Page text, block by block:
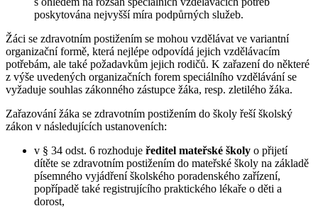
poskytována nejvyšší míra podpůrných služeb.
Žáci se zdravotním postižením se mohou vzdělávat ve variantní
organizační formě, která nejlépe odpovídá jejich vzdělávacím
potřebám, ale také požadavkům jejich rodičů. K zařazení do některé
z výše uvedených organizačních forem speciálního vzdělávání se
vyžaduje souhlas zákonného zástupce žáka, resp. zletilého žáka.
Zařazování žáka se zdravotním postižením do školy řeší školský
zákon v následujících ustanoveních:
v § 34 odst. 6 rozhoduje ředitel mateřské školy o přijetí
dítěte se zdravotním postižením do mateřské školy na základě
písemného vyjádření školského poradenského zařízení,
popřípadě také registrujícího praktického lékaře o děti a
dorost,